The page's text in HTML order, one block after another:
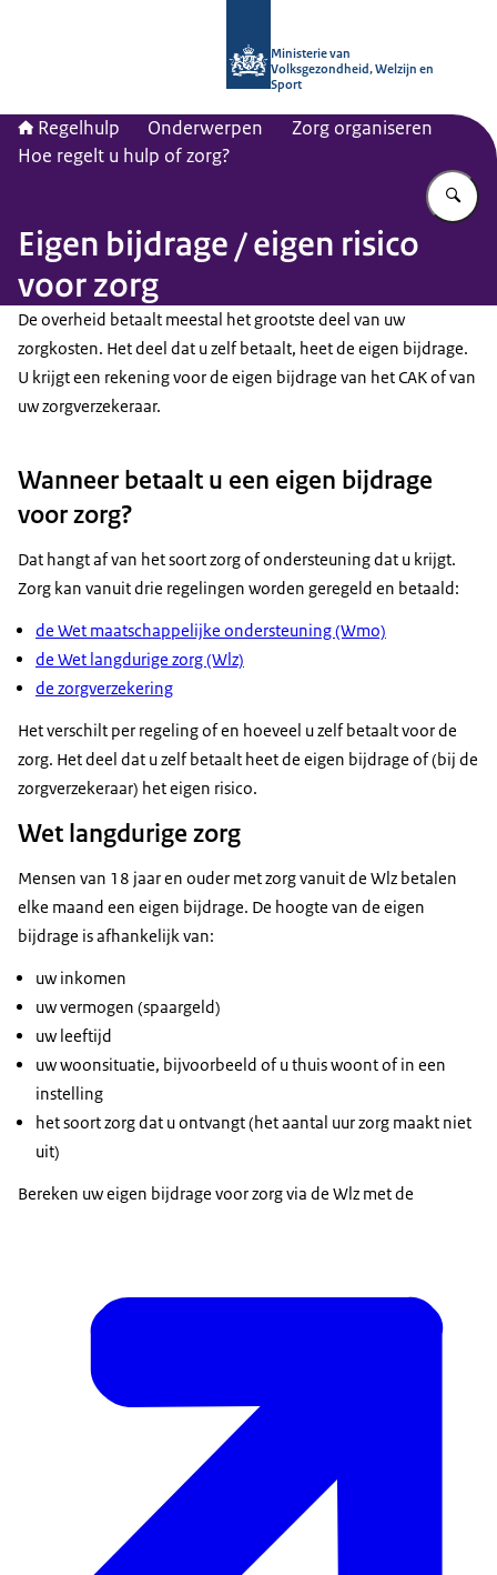
Ministerie van
Volksgezondheid, Welzijn en
Sport
Regelhulp Onderwerpen
Zorg organiseren
Hoe regelt u hulp of zorg?
Eigen bijdrage / eigen risico
voor zorg
De overheid betaalt meestal het grootste deel van uw
zorgkosten. Het deel dat u zelf betaalt, heet de eigen bijdrage.
U krijgt een rekening voor de eigen bijdrage van het CAK of van
uw zorgverzekeraar.
Wanneer betaalt u een eigen bijdrage
voor zorg?
Dat hangt af van het soort zorg of ondersteuning dat u krijgt.
Zorg kan vanuit drie regelingen worden geregeld en betaald:
de Wet maatschappelijke ondersteuning (Wmo)
de Wet langdurige zorg (Wlz)
de zorgverzekering
Het verschilt per regeling of en hoeveel u zelf betaalt voor de
zorg. Het deel dat u zelf betaalt heet de eigen bijdrage of (bij de
zorgverzekeraar) het eigen risico.
Wet langdurige zorg
Mensen van 18 jaar en ouder met zorg vanuit de Wlz betalen
elke maand een eigen bijdrage. De hoogte van de eigen
bijdrage is afhankelijk van:
uw inkomen
uw vermogen (spaargeld)
uw leeftijd
uw woonsituatie, bijvoorbeeld of u thuis woont of in een
instelling
het soort zorg dat u ontvangt (het aantal uur zorg maakt niet
uit)
Bereken uw eigen bijdrage voor zorg via de Wlz met de